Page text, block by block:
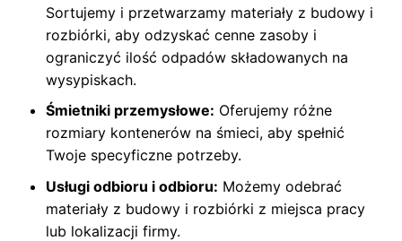
Sortujemy i przetwarzamy materiały z budowy i
rozbiórki, aby odzyskać cenne zasoby i
ograniczyć ilość odpadów składowanych na
wysypiskach.
Śmietniki przemysłowe: Oferujemy różne
rozmiary kontenerów na śmieci, aby spełnić
Twoje specyficzne potrzeby.
Usługi odbioru i odbioru: Możemy odebrać
materiały z budowy i rozbiórki z miejsca pracy
lub lokalizacji firmy.